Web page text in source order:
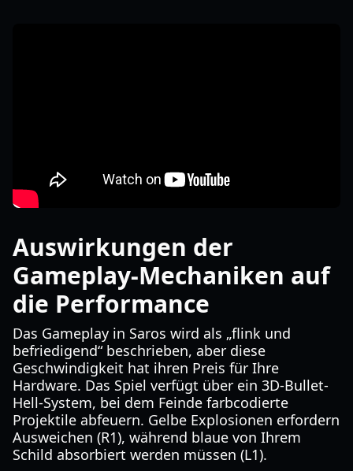
Auswirkungen der
Gameplay-Mechaniken auf
die Performance
Das Gameplay in Saros wird als „flink und
befriedigend“ beschrieben, aber diese
Geschwindigkeit hat ihren Preis für Ihre
Hardware. Das Spiel verfügt über ein 3D-Bullet-
Hell-System, bei dem Feinde farbcodierte
Projektile abfeuern. Gelbe Explosionen erfordern
Ausweichen (R1), während blaue von Ihrem
Schild absorbiert werden müssen (L1).